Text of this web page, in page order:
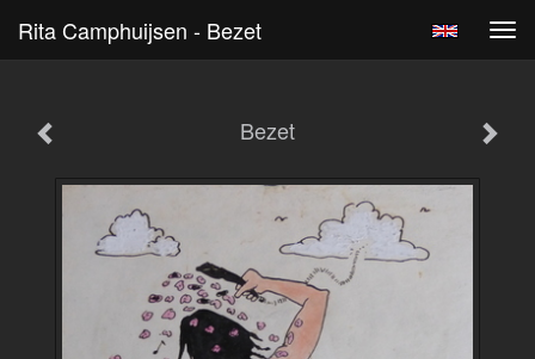
Rita Camphuijsen - Bezet
Bezet